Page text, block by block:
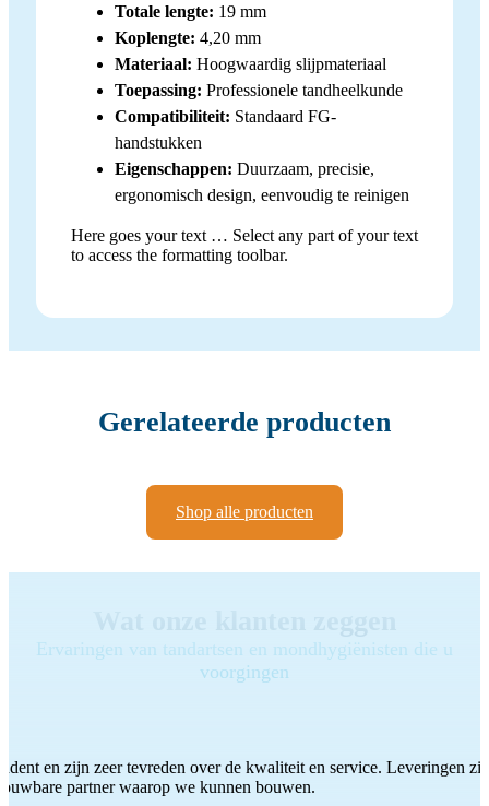
Totale lengte: 19 mm
Koplengte: 4,20 mm
Materiaal: Hoogwaardig slijpmateriaal
Toepassing: Professionele tandheelkunde
Compatibiliteit: Standaard FG-
handstukken
Eigenschappen: Duurzaam, precisie,
ergonomisch design, eenvoudig te reinigen
Here goes your text … Select any part of your text
to access the formatting toolbar.
Gerelateerde producten
Shop alle producten
Ervaringen van tandartsen en mondhygiënisten die u
voorgingen
en zijn zeer tevreden over de kwaliteit en service. Leveringen
partner waarop we kunnen bouwen.